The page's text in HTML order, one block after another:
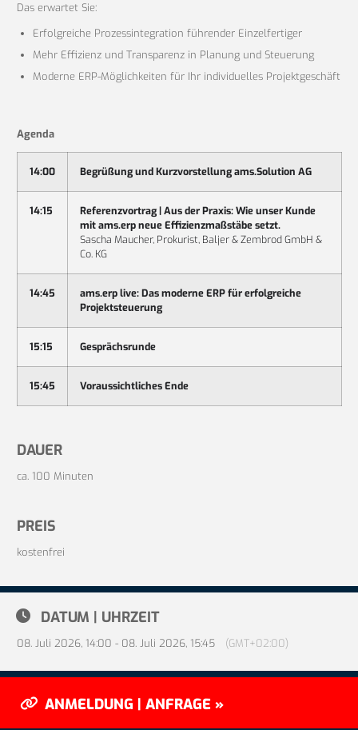
Das erwartet Sie:
Erfolgreiche Prozessintegration führender Einzelfertiger
Mehr Effizienz und Transparenz in Planung und Steuerung
Moderne ERP-Möglichkeiten für Ihr individuelles Projektgeschäft
Agenda
14:00 Begrüßung und Kurzvorstellung ams.Solution AG
14:15
Referenzvortrag | Aus der Praxis: Wie unser Kunde
mit ams.erp neue Effizienzmaßstäbe setzt.
Sascha Maucher, Prokurist, Baljer & Zembrod GmbH &
Co. KG
14:45
ams.erp live: Das moderne ERP für erfolgreiche
Projektsteuerung
15:15 Gesprächsrunde
15:45 Voraussichtliches Ende
DAUER
ca. 100 Minuten
PREIS
kostenfrei
DATUM | UHRZEIT
08. Juli 2026, 14:00 - 08. Juli 2026, 15:45 (GMT+02:00)
ANMELDUNG | ANFRAGE »